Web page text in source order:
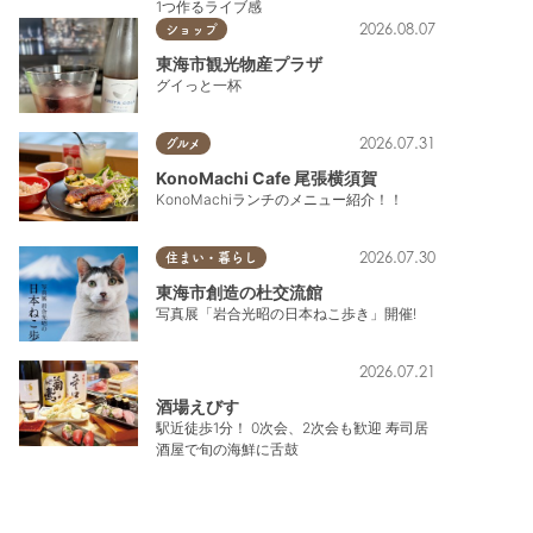
1つ作るライブ感
ショップ 2026.08.07
東海市観光物産プラザ
グイっと一杯
グルメ 2026.07.31
KonoMachi Cafe 尾張横須賀
KonoMachiランチのメニュー紹介！！
住まい・暮らし 2026.07.30
東海市創造の杜交流館
写真展「岩合光昭の日本ねこ歩き」開催!
2026.07.21
酒場えびす
駅近徒歩1分！ 0次会、2次会も歓迎 寿司居
酒屋で旬の海鮮に舌鼓